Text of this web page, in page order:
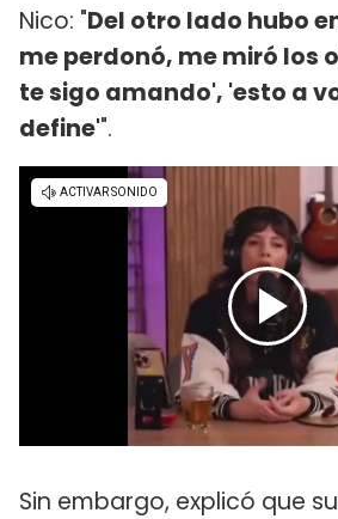
Nico: "Del otro lado hubo
me perdonó, me miró los
te sigo amando', 'esto a
define'".
Sin embargo, explicó que